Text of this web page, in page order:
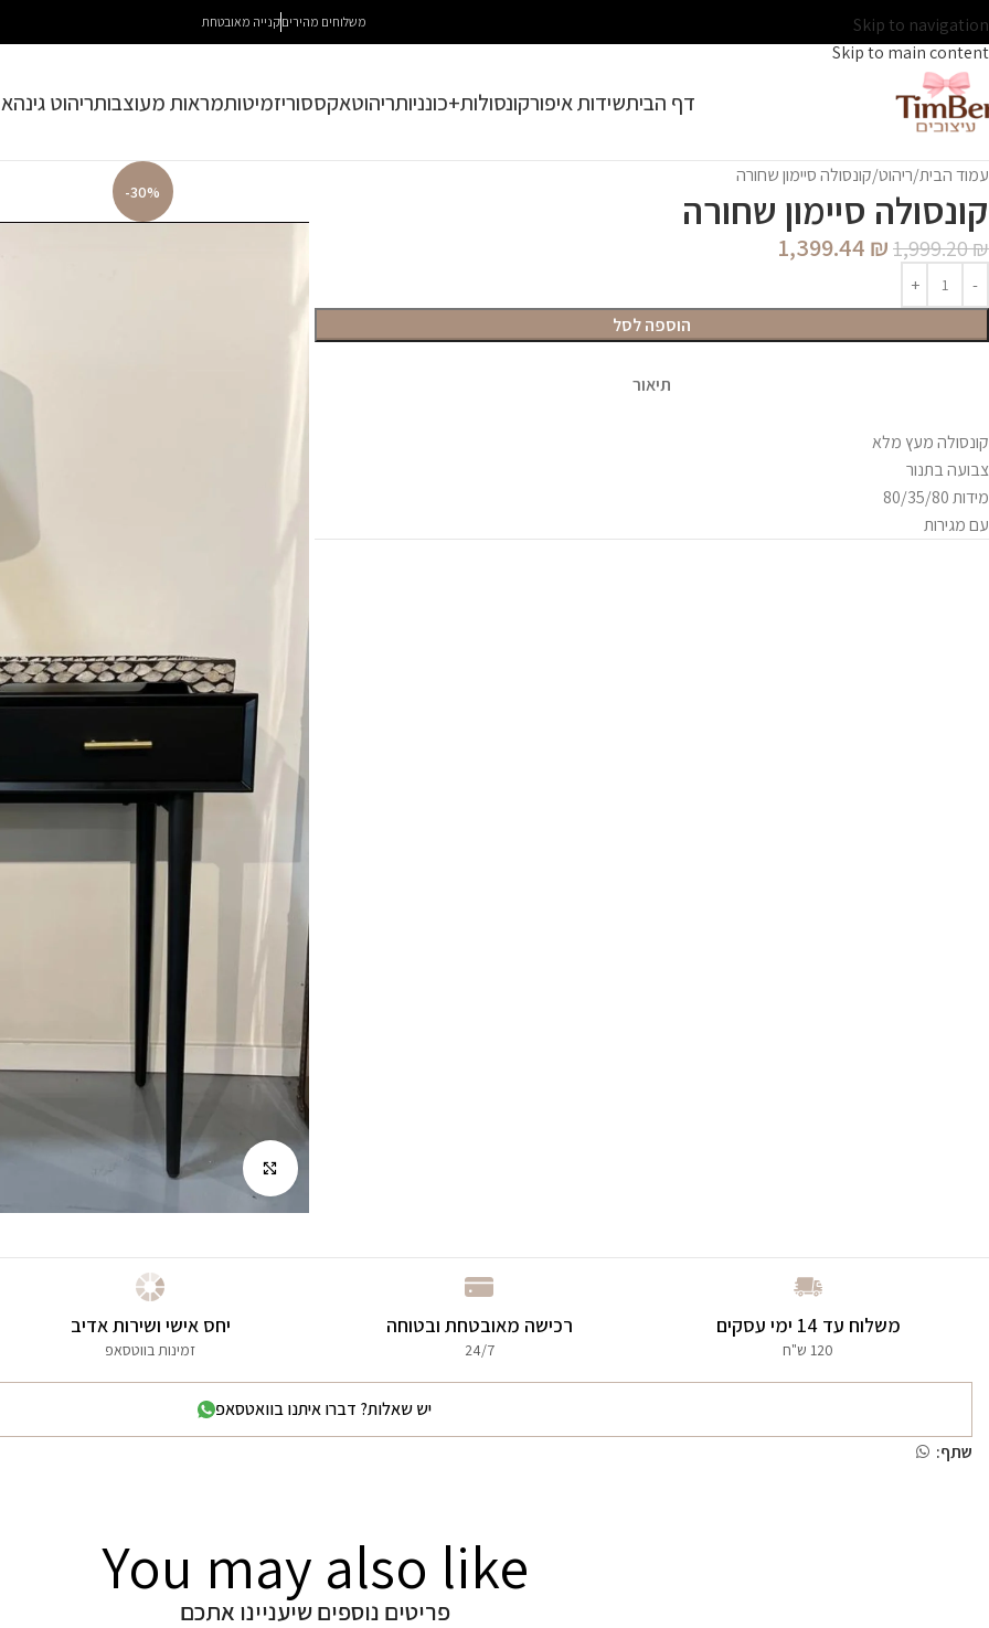
Skip to navigation
Skip to main content
משלוחים מהיריםקנייה מאובטחת
דף הביתשידות איפורקונסולות+כונניותריהוטאקססוריזמיטותמראות מעוצבותריהוט גינה
עמוד הבית ריהוט קונסולה סיימון שחורה
קונסולה סיימון שחורה
1,999.20₪
1,399.44 ₪
הוספה לסל
תיאור
קונסולה מעץ מלא
צבועה בתנור
מידות 80/35/80
עם מגירות
-30%
לחץ להגדלה
משלוח עד 14 ימי עסקים
120 ש"ח
רכישה מאובטחת ובטוחה
24/7
יחס אישי ושירות אדיב
זמינות בווטסאפ
יש שאלות? דברו איתנו בוואטסאפ
שתף:
You may also like
פריטים נוספים שיעניינו אתכם